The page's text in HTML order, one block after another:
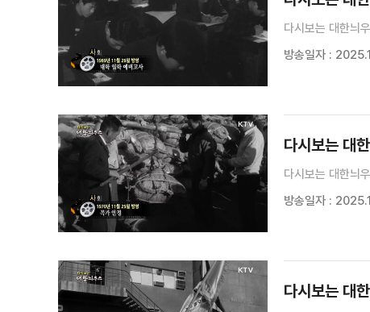
다시보는 대한늬
방송일자 :
다시보는 대
다시보는 대한늬
방송일자 :
다시보는 대